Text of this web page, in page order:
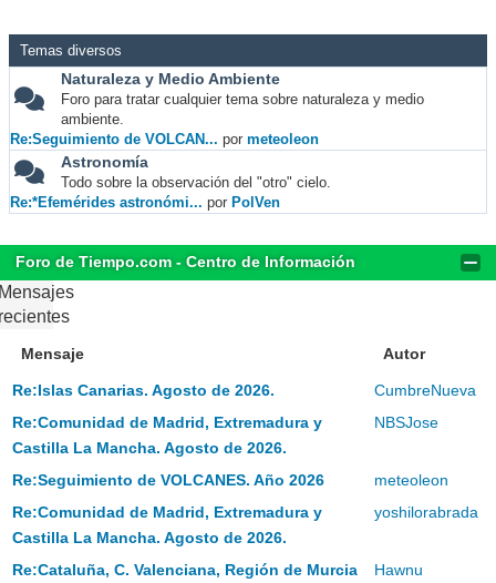
Temas diversos
Naturaleza y Medio Ambiente
Foro para tratar cualquier tema sobre naturaleza y medio
ambiente.
Re:Seguimiento de VOLCAN... por meteoleon
Astronomía
Todo sobre la observación del "otro" cielo.
Re:*Efemérides astronómi... por PolVen
Foro de Tiempo.com - Centro de Información
Mensaje Autor
Re:Islas Canarias. Agosto de 2026.
CumbreNueva
Re:Comunidad de Madrid, Extremadura y
Castilla La Mancha. Agosto de 2026.
NBSJose
Re:Seguimiento de VOLCANES. Año 2026
meteoleon
Re:Comunidad de Madrid, Extremadura y
Castilla La Mancha. Agosto de 2026.
yoshilorabrada
Re:Cataluña, C. Valenciana, Región de Murcia
Hawnu